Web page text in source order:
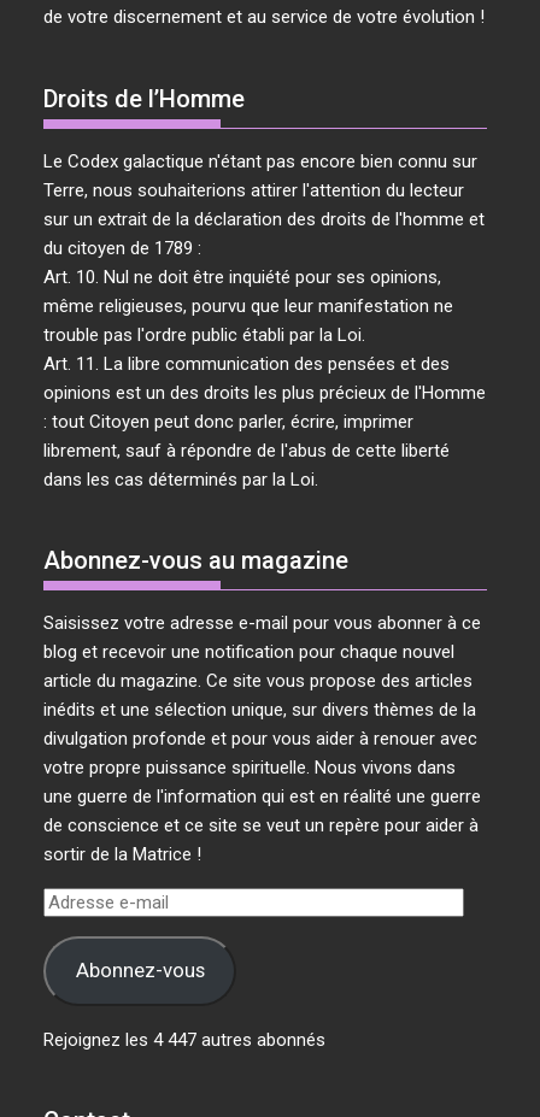
de votre discernement et au service de votre évolution !
Droits de l’Homme
Le Codex galactique n'étant pas encore bien connu sur
Terre, nous souhaiterions attirer l'attention du lecteur
sur un extrait de la déclaration des droits de l'homme et
du citoyen de 1789 :
Art. 10. Nul ne doit être inquiété pour ses opinions,
même religieuses, pourvu que leur manifestation ne
trouble pas l'ordre public établi par la Loi.
Art. 11. La libre communication des pensées et des
opinions est un des droits les plus précieux de l'Homme
: tout Citoyen peut donc parler, écrire, imprimer
librement, sauf à répondre de l'abus de cette liberté
dans les cas déterminés par la Loi.
Abonnez-vous au magazine
Saisissez votre adresse e-mail pour vous abonner à ce
blog et recevoir une notification pour chaque nouvel
article du magazine. Ce site vous propose des articles
inédits et une sélection unique, sur divers thèmes de la
divulgation profonde et pour vous aider à renouer avec
votre propre puissance spirituelle. Nous vivons dans
une guerre de l'information qui est en réalité une guerre
de conscience et ce site se veut un repère pour aider à
sortir de la Matrice !
Adresse
mail Abonnez-vous
Rejoignez les 4 447 autres abonnés